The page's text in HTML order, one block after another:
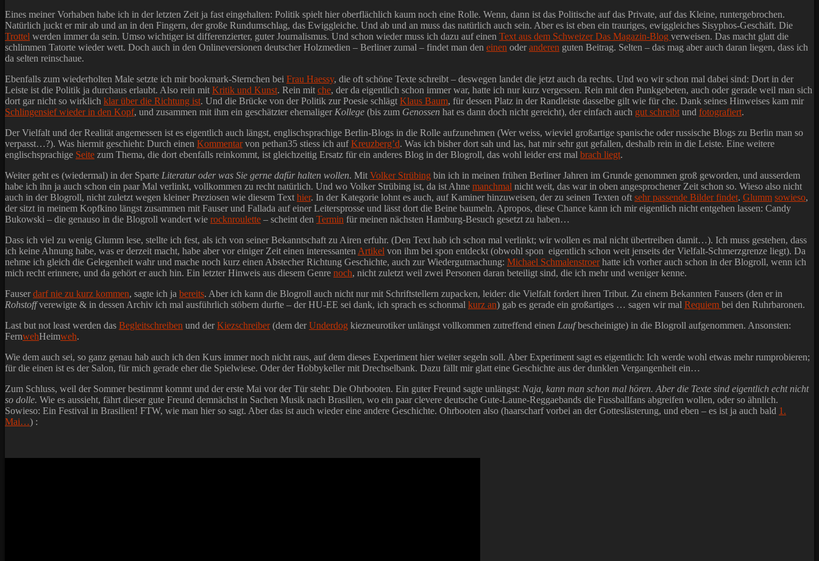
Eines meiner Vorhaben habe ich in der letzten Zeit ja fast eingehalten: Politik spielt hier oberflächlich kaum noch eine Rolle. Wenn, dann ist das Politische auf das Private, auf das Kleine, runtergebrochen.
Natürlich juckt er mir ab und an in den Fingern, der große Rundumschlag, das Ewiggleiche. Und ab und an muss das natürlich auch sein. Aber es ist eben ein trauriges, ewiggleiches Sisyphos-Geschäft. Die
Trottel werden immer da sein. Umso wichtiger ist differenzierter, guter Journalismus. Und schon wieder muss ich dazu auf einen Text aus dem Schweizer Das Magazin-Blog verweisen. Das macht glatt die
schlimmen Tatorte wieder wett. Doch auch in den Onlineversionen deutscher Holzmedien – Berliner zumal – findet man den einen oderanderen guten Beitrag. Selten – das mag aber auch daran liegen, dass ich
da selten reinschaue.
Ebenfalls zum wiederholten Male setzte ich mir bookmark-Sternchen bei Frau Haessy, die oft schöne Texte schreibt – deswegen landet die jetzt auch da rechts. Und wo wir schon mal dabei sind: Dort in der
Leiste ist die Politik ja durchaus erlaubt. Also rein mit Kritik und Kunst. Rein mit che, der da eigentlich schon immer war, hatte ich nur kurz vergessen. Rein mit den Punkgebeten, auch oder gerade weil man sich
dort gar nicht so wirklich klar über die Richtung ist. Und die Brücke von der Politik zur Poesie schlägt Klaus Baum, für dessen Platz in der Randleiste dasselbe gilt wie für che. Dank seines Hinweises kam mir
Schlingensief wieder in den Kopf, und zusammen mit ihm ein geschätzter ehemaliger Kollege (bis zum Genossen hat es dann doch nicht gereicht), der einfach auch gut schreibt und fotografiert.
Der Vielfalt und der Realität angemessen ist es eigentlich auch längst, englischsprachige Berlin-Blogs in die Rolle aufzunehmen (Wer weiss, wieviel großartige spanische oder russische Blogs zu Berlin man so
verpasst…?). Was hiermit geschieht: Durch einen Kommentarvon pethan35 stiess ich aufKreuzberg’d. Was ich bisher dort sah und las, hat mir sehr gut gefallen, deshalb rein in die Leiste. Eine weitere
englischsprachige Seite zum Thema, die dort ebenfalls reinkommt, ist gleichzeitig Ersatz für ein anderes Blog in der Blogroll, das wohl leider erst mal brach liegt.
Weiter geht es (wiedermal) in der Sparte Literatur oder was Sie gerne dafür halten wollen. Mit Volker Strübing bin ich in meinen frühen Berliner Jahren im Grunde genommen groß geworden, und ausserdem
habe ich ihn ja auch schon ein paar Mal verlinkt, vollkommen zu recht natürlich. Und wo Volker Strübing ist, da ist Ahne manchmal nicht weit, das war in oben angesprochener Zeit schon so. Wieso also nicht
auch in der Blogroll, nicht zuletzt wegen kleiner Preziosen wie diesem Text hier. In der Kategorie lohnt es auch, auf Kaminer hinzuweisen, der zu seinen Texten oft sehr passende Bilder findet. Glumm sowieso,
der sitzt in meinem Kopfkino längst zusammen mit Fauser und Fallada auf einer Leitersprosse und lässt dort die Beine baumeln. Apropos, diese Chance kann ich mir eigentlich nicht entgehen lassen: Candy
Bukowski – die genauso in die Blogroll wandert wie rocknroulette – scheint den Termin für meinen nächsten Hamburg-Besuch gesetzt zu haben…
Dass ich viel zu wenig Glumm lese, stellte ich fest, als ich von seiner Bekanntschaft zu Airen erfuhr. (Den Text hab ich schon mal verlinkt; wir wollen es mal nicht übertreiben damit…). Ich muss gestehen, dass
ich keine Ahnung habe, was er derzeit macht, habe aber vor einiger Zeit einen interessanten Artikel von ihm bei spon entdeckt (obwohl spon eigentlich schon weit jenseits der Vielfalt-Schmerzgrenze liegt). Da
nehme ich gleich die Gelegenheit wahr und mache noch kurz einen Abstecher Richtung Geschichte, auch zur Wiedergutmachung: Michael Schmalenstroerhatte ich vorher auch schon in der Blogroll, wenn ich
mich recht erinnere, und da gehört er auch hin. Ein letzter Hinweis aus diesem Genre noch, nicht zuletzt weil zwei Personen daran beteiligt sind, die ich mehr und weniger kenne.
Fauserdarf nie zu kurz kommen, sagte ich ja bereits. Aber ich kann die Blogroll auch nicht nur mit Schriftstellern zupacken, leider: die Vielfalt fordert ihren Tribut. Zu einem Bekannten Fausers (den er in
Rohstoffverewigte & in dessen Archiv ich mal ausführlich stöbern durfte – der HU-EE sei dank, ich sprach es schonmal kurz an) gab es gerade ein großartiges … sagen wir mal Requiem bei den Ruhrbaronen.
Last but not least werden das Begleitschreiben und derKiezschreiber(dem derUnderdog kiezneurotiker unlängst vollkommen zutreffend einen Laufbescheinigte) in die Blogroll aufgenommen. Ansonsten:
FernwehHeimweh.
Wie dem auch sei, so ganz genau hab auch ich den Kurs immer noch nicht raus, auf dem dieses Experiment hier weiter segeln soll. Aber Experiment sagt es eigentlich: Ich werde wohl etwas mehr rumprobieren;
für die einen ist es der Salon, für mich gerade eher die Spielwiese. Oder der Hobbykeller mit Drechselbank. Dazu fällt mir glatt eine Geschichte aus der dunklen Vergangenheit ein…
Zum Schluss, weil der Sommer bestimmt kommt und der erste Mai vor der Tür steht: Die Ohrbooten. Ein guter Freund sagte unlängst: Naja, kann man schon mal hören. Aber die Texte sind eigentlich echt nicht
so dolle. Wie es aussieht, fährt dieser gute Freund demnächst in Sachen Musik nach Brasilien, wo ein paar clevere deutsche Gute-Laune-Reggaebands die Fussballfans abgreifen wollen, oder so ähnlich.
Sowieso: Ein Festival in Brasilien! FTW, wie man hier so sagt. Aber das ist auch wieder eine andere Geschichte. Ohrbooten also (haarscharf vorbei an der Gotteslästerung, und eben – es ist ja auch bald 1.
Mai…) :